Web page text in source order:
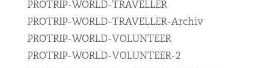
PROTRIP-WORLD-TRAVELLER
PROTRIP-WORLD-TRAVELLER-Archiv
PROTRIP-WORLD-VOLUNTEER
PROTRIP-WORLD-VOLUNTEER-2